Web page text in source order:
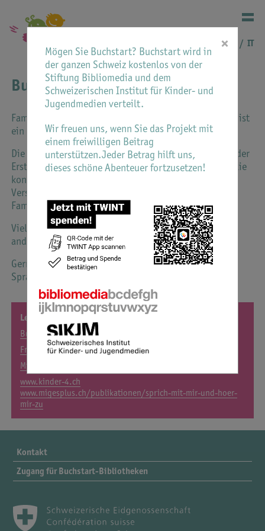
FR IT
Buchstart mehrsprachig
Familien mit anderen Herkunftssprachen zu erreichen, ist
ein wichtiges Anliegen für Buchstart.
Die Basis für eine gesunde Sprachentwicklung wird in der
Erstsprache eines Kindes gelegt und sollte in der Familie
kontinuierlich gepflegt werden. Ihr Kind freut sich auf
Verse und Reime, Lieder und Geschichten in der
Familiensprache.
Viele Bibliotheken unterstützen Sie auch mit einem
anders- bzw. mehrsprachigen Medienangebot.
Gerne verweisen wir auf Materialien, die in vielen
Sprachen zugänglich sind.
Leseförderung in der Familie:
Buchstart-Paket in 30 Sprachen
Frühe Literale Förderung
Mit Geschichten wachsen
www.kinder-4.ch
www.migesplus.ch/publikationen/sprich-mit-mir-und-hoer-
mir-zu
Kontakt
Zugang für Buchstart-Bibliotheken
×
Mögen Sie Buchstart? Buchstart wird in
der ganzen Schweiz kostenlos von der
Stiftung Bibliomedia und dem
Schweizerischen Institut für Kinder- und
Jugendmedien verteilt.
Wir freuen uns, wenn Sie das Projekt mit
einem freiwilligen Beitrag
unterstützen.Jeder Betrag hilft uns,
dieses schöne Abenteuer fortzusetzen!